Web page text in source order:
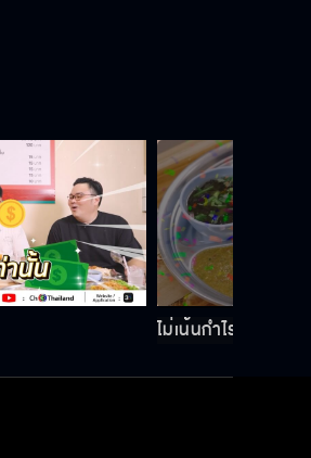
ไม่เน้นกำไร..ขายเอ